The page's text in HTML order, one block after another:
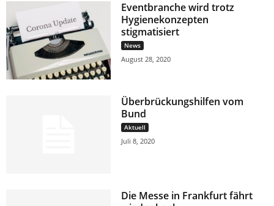
Eventbranche wird trotz
Hygienekonzepten
stigmatisiert
News
August 28, 2020
Überbrückungshilfen vom
Bund
Aktuell
Juli 8, 2020
Die Messe in Frankfurt fährt